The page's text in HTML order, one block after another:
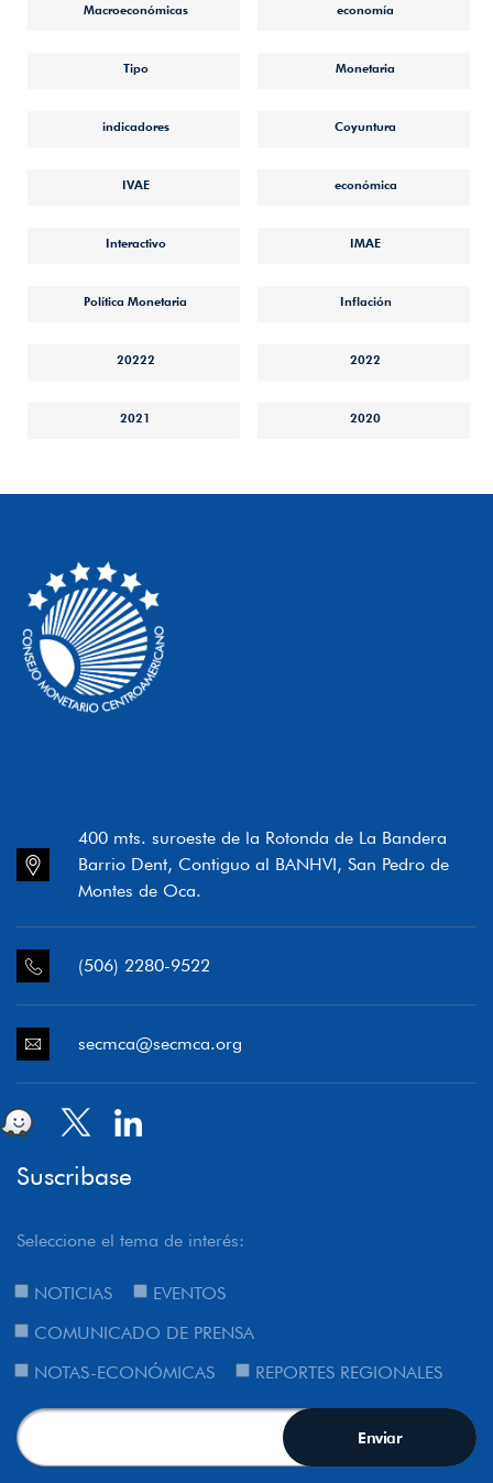
Macroeconómicas economía
Tipo Monetaria
indicadores Coyuntura
IVAE económica
Interactivo IMAE
Política Monetaria Inflación
20222 2022
2021 2020
400 mts. suroeste de la Rotonda de La Bandera
Barrio Dent, Contiguo al BANHVI, San Pedro de
Montes de Oca.
(506) 2280-9522
secmca@secmca.org
Suscribase
Seleccione el tema de interés:
NOTICIAS
EVENTOS
COMUNICADO DE PRENSA
NOTAS-ECONÓMICAS
REPORTES REGIONALES